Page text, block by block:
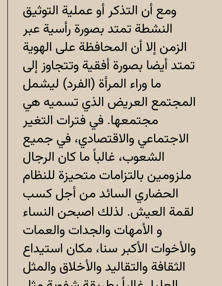
ومع أن التذكر أو عملية التوثيق
النشطة تمتد بصورة رأسية عبر
الزمن إلا أن المحافظة على الهوية
تمتد أيضا بصورة أفقية وتتجاوز إلى
ما وراء المرأة (الفرد) ليشمل
المجتمع العريض الذي تسميه هي
مجتمعها. في فترات التغير
الاجتماعي والاقتصادي، في جميع
الشعوب، غالباما كان الرجال
ملزومين بالتزامات متحيزة للنظام
الحضاري السائد من أجل كسب
لقمة العيش. لذلك اصبحن النساء
و الأمهات والجدات والعمات
والأخوات الأكبرسنا، مكان استيداع
الثقافة والتقاليد والأخلاق والمثل